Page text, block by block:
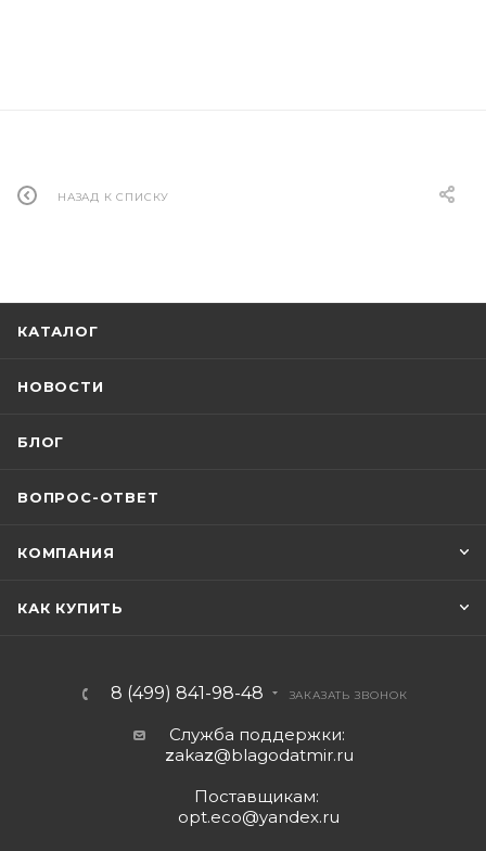
НАЗАД К СПИСКУ
КАТАЛОГ
НОВОСТИ
БЛОГ
ВОПРОС-ОТВЕТ
КОМПАНИЯ
КАК КУПИТЬ
8 (499) 841-98-48 ЗАКАЗАТЬ ЗВОНОК
Служба поддержки:
zakaz@blagodatmir.ru
Поставщикам:
opt.eco@yandex.ru